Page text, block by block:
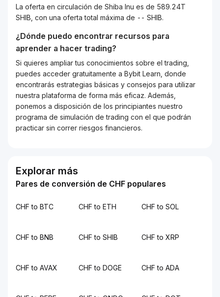
La oferta en circulación de Shiba Inu es de 589.24T
SHIB, con una oferta total máxima de -- SHIB.
¿Dónde puedo encontrar recursos para
aprender a hacer trading?
Si quieres ampliar tus conocimientos sobre el trading,
puedes acceder gratuitamente a Bybit Learn, donde
encontrarás estrategias básicas y consejos para utilizar
nuestra plataforma de forma más eficaz. Además,
ponemos a disposición de los principiantes nuestro
programa de simulación de trading con el que podrán
practicar sin correr riesgos financieros.
Explorar más
Pares de conversión de CHF populares
CHF to BTC CHF to ETH CHF to SOL
CHF to BNB CHF to SHIB CHF to XRP
CHF to AVAX CHF to DOGE CHF to ADA